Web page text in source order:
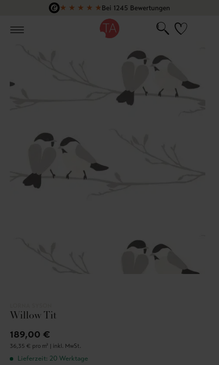
Zum Hauptinhalt springen
★ ★ ★ ★ ★Bei 1245 Bewertungen
Willow Tit
189,00 €
36,35 € pro m² | inkl. MwSt.
Lieferzeit: 20 Werktage